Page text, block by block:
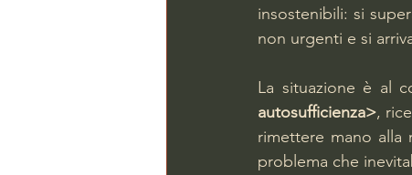
insostenibili: si
non urgenti e si
La situazione è al
autosufficienza>,
rimettere mano alla
problema che